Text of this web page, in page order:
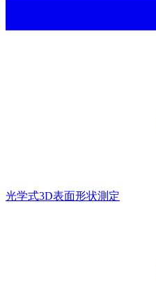
光学式3D表面形状測定